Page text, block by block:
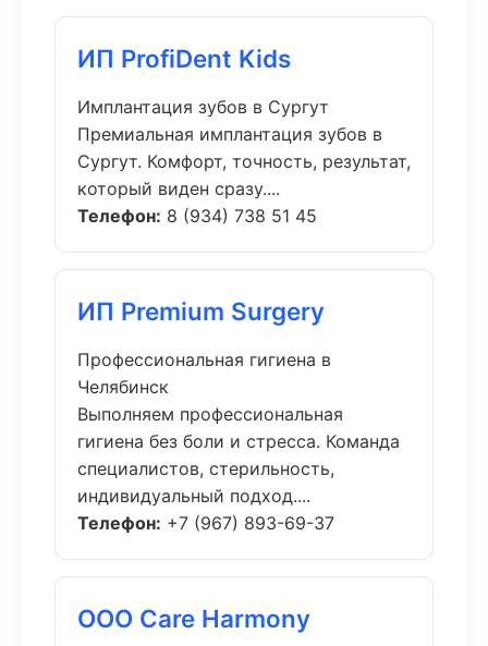
ИП ProfiDent Kids
Имплантация зубов в Сургут
Премиальная имплантация зубов в
Сургут. Комфорт, точность, результат,
который виден сразу....
Телефон: 8 (934) 738 51 45
ИП Premium Surgery
Профессиональная гигиена в
Челябинск
Выполняем профессиональная
гигиена без боли и стресса. Команда
специалистов, стерильность,
индивидуальный подход....
Телефон: +7 (967) 893-69-37
ООО Care Harmony